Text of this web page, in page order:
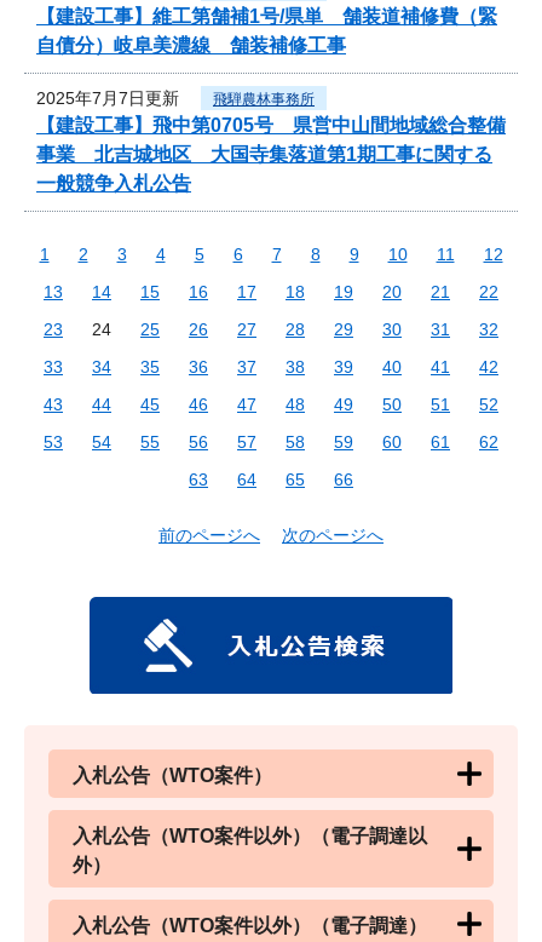
【建設工事】維工第舗補1号/県単 舗装道補修費（緊
自債分）岐阜美濃線 舗装補修工事
2025年7月7日更新 飛騨農林事務所
【建設工事】飛中第0705号 県営中山間地域総合整備
事業 北吉城地区 大国寺集落道第1期工事に関する
一般競争入札公告
1 2 3 4 5 6 7 8 9 10 11
12
13
14 15 16 17 18 19 20 21
22
23
24 25 26 27 28 29 30 31
32
33
34 35 36 37 38 39 40 41
42
43
44 45 46 47 48 49 50 51
52
53
54 55 56 57 58 59 60 61
62
63
64 65 66
前のページへ 次のページへ
入札公告（WTO案件）
入札公告（WTO案件以外）（電子調達以
外）
入札公告（WTO案件以外）（電子調達）